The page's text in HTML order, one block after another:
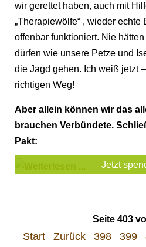
wir gerettet haben, auch mit
„Therapiewölfe“ , wieder echte
offenbar funktioniert. Nie
dürfen wie unsere Petze und
die Jagd gehen. Ich weiß jetzt
richtigen Weg!
Aber allein können wir das
brauchen Verbündete.
Pakt:
Jetzt
Seite 403
Start Zurück 398 399